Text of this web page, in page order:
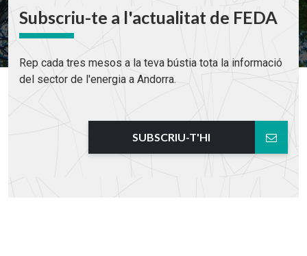
Subscriu-te a l'actualitat de FEDA
Rep cada tres mesos a la teva bústia tota la informació
del sector de l'energia a Andorra.
SUBSCRIU-T'HI